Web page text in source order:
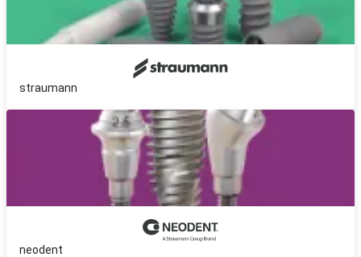
straumann
neodent